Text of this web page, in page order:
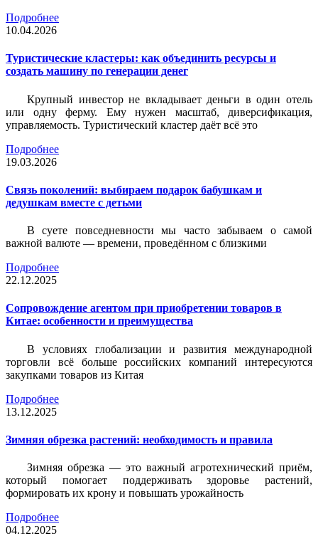
Подробнее
10.04.2026
Туристические кластеры: как объединить ресурсы и
создать машину по генерации денег
Крупный инвестор не вкладывает деньги в один отель
или одну ферму. Ему нужен масштаб, диверсификация,
управляемость. Туристический кластер даёт всё это
Подробнее
19.03.2026
Связь поколений: выбираем подарок бабушкам и
дедушкам вместе с детьми
В суете повседневности мы часто забываем о самой
важной валюте — времени, проведённом с близкими
Подробнее
22.12.2025
Сопровождение агентом при приобретении товаров в
Китае: особенности и преимущества
В условиях глобализации и развития международной
торговли всё больше российских компаний интересуются
закупками товаров из Китая
Подробнее
13.12.2025
Зимняя обрезка растений: необходимость и правила
Зимняя обрезка — это важный агротехнический приём,
который помогает поддерживать здоровье растений,
формировать их крону и повышать урожайность
Подробнее
04.12.2025